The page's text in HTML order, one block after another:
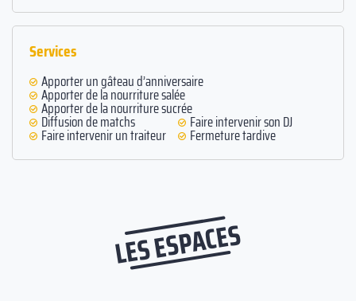
Services
Apporter un gâteau d’anniversaire
Apporter de la nourriture salée
Apporter de la nourriture sucrée
Diffusion de matchs Faire intervenir son DJ
Faire intervenir un traiteur Fermeture tardive
LES ESPACES